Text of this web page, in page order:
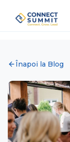
Agenda
Speakeri
Înscrieri
Înapoi la Blog